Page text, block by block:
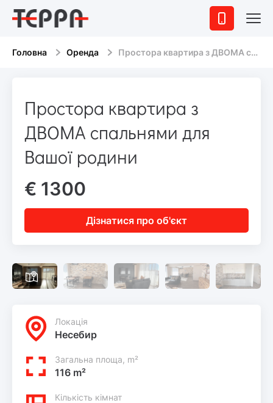
Головна Оренда Простора квартира з ДВОМА спальнями для Вашої родини
Простора квартира з
ДВОМА спальнями для
Вашої родини
€ 1300
Дізнатися про об'єкт
Локацiя
Несебир
Загальна площа, m²
116 m²
Кількість кімнат